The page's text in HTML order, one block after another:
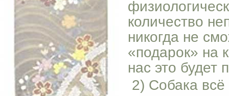
количество
никогда не
«подарок» на
нас это будет
2) Собака